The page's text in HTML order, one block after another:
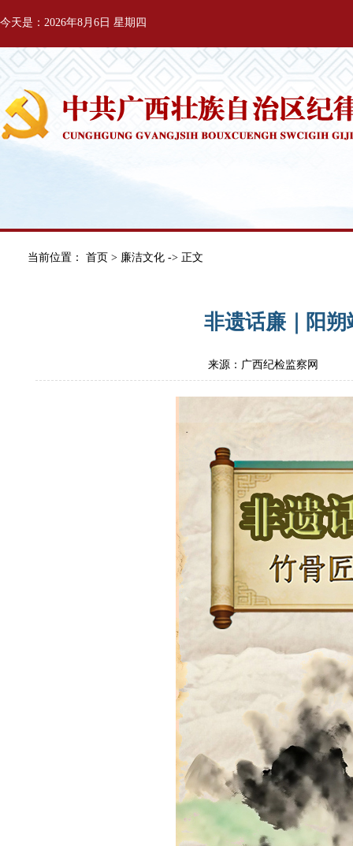
今天是：2026年8月6日 星期四
当前位置： 首页 > 廉洁文化 -> 正文
非遗话廉｜阳
来源：广西纪检监察网